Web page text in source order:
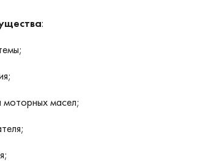
:
моторных масел;